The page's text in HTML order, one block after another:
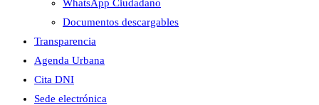
WhatsApp Ciudadano
Documentos descargables
Transparencia
Agenda Urbana
Cita DNI
Sede electrónica